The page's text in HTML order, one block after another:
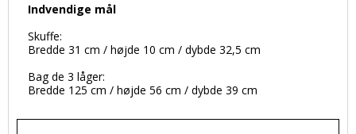
Indvendige mål
Skuffe:
Bredde 31 cm / højde 10 cm / dybde 32,5 cm
Bag de 3 låger:
Bredde 125 cm / højde 56 cm / dybde 39 cm